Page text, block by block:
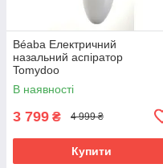
Béaba Електричний
назальний аспіратор
Tomydoo
В наявності
3 799 ₴ 4 999 ₴
Купити